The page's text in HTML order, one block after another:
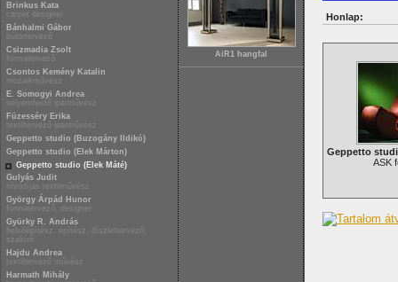
Brinkus Kata
carpet designer
Bánhalmi Gábor
bútortervező
Csizmadia Zsolt
formatervező
Csontos Kemény Katalin
mozaikművész
E. Somogyi Andrea
selyemfestő iparművész
Füzesséry Erika
textiltervező iparművész
Geppetto studio (Buzogány Ildikó)
Geppetto studio (Elek Márton)
Geppetto studio (Elek Máté)
Gulyás Judit
nívódíjas textilművész
György Árpád Hunor
formatervező, designer
Gyürky R. András
belsőépítész, építész, díszlettervező,
szakíró
Hajdu Andrea
textiltervező művész
Harmath Mihály
AiR1 hangfal
Honlap:
Geppetto
ASK